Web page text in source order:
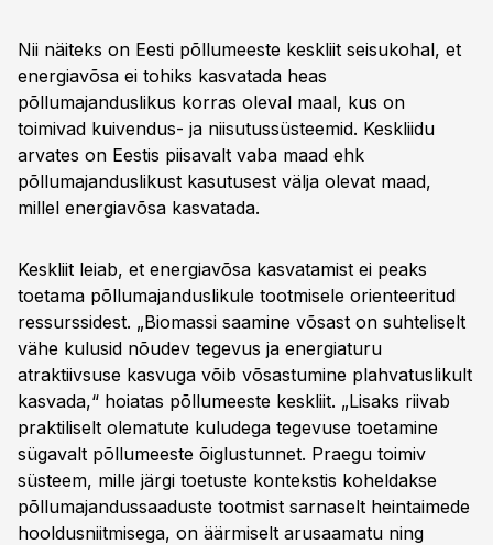
Nii näiteks on Eesti põllumeeste keskliit seisukohal, et
energiavõsa ei tohiks kasvatada heas
põllumajanduslikus korras oleval maal, kus on
toimivad kuivendus- ja niisutussüsteemid. Keskliidu
arvates on Eestis piisavalt vaba maad ehk
põllumajanduslikust kasutusest välja olevat maad,
millel energiavõsa kasvatada.
Keskliit leiab, et energiavõsa kasvatamist ei peaks
toetama põllumajanduslikule tootmisele orienteeritud
ressurssidest. „Biomassi saamine võsast on suhteliselt
vähe kulusid nõudev tegevus ja energiaturu
atraktiivsuse kasvuga võib võsastumine plahvatuslikult
kasvada,“ hoiatas põllumeeste keskliit. „Lisaks riivab
praktiliselt olematute kuludega tegevuse toetamine
sügavalt põllumeeste õiglustunnet. Praegu toimiv
süsteem, mille järgi toetuste kontekstis koheldakse
põllumajandussaaduste tootmist sarnaselt heintaimede
hooldusniitmisega, on äärmiselt arusaamatu ning